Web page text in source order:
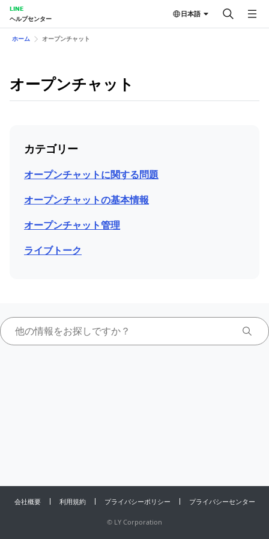
LINE
ヘルプセンター
日本語
ホーム オープンチャット
オープンチャット
カテゴリー
オープンチャットに関する問題
オープンチャットの基本情報
オープンチャット管理
ライブトーク
会社概要 利用規約 プライバシーポリシー プライバシーセンター
© LY Corporation